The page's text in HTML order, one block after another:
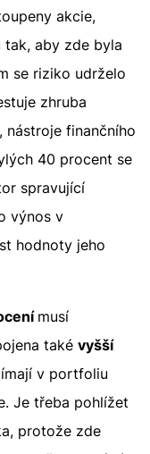
akcie,
tak, aby zde byla
se riziko udrželo
zhruba
finančního
40 procent se
spravující
výnos v
hodnoty jeho
musí
také vyšší
v portfoliu
Je třeba pohlížet
protože zde